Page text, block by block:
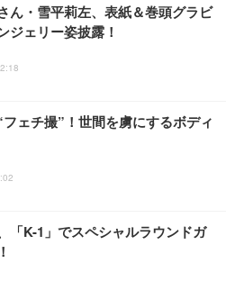
ん・雪平莉左、表紙＆巻頭グラビ
ジェリー姿披露！
ェチ撮”！世間を虜にするボディ
「K-1」でスペシャルラウンドガ